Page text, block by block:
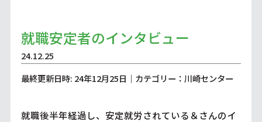
就職安定者のインタビュー
24.12.25
最終更新日時: 24年12月25日｜カテゴリー：川崎センター
就職後半年経過し、安定就労されている＆さんのイ